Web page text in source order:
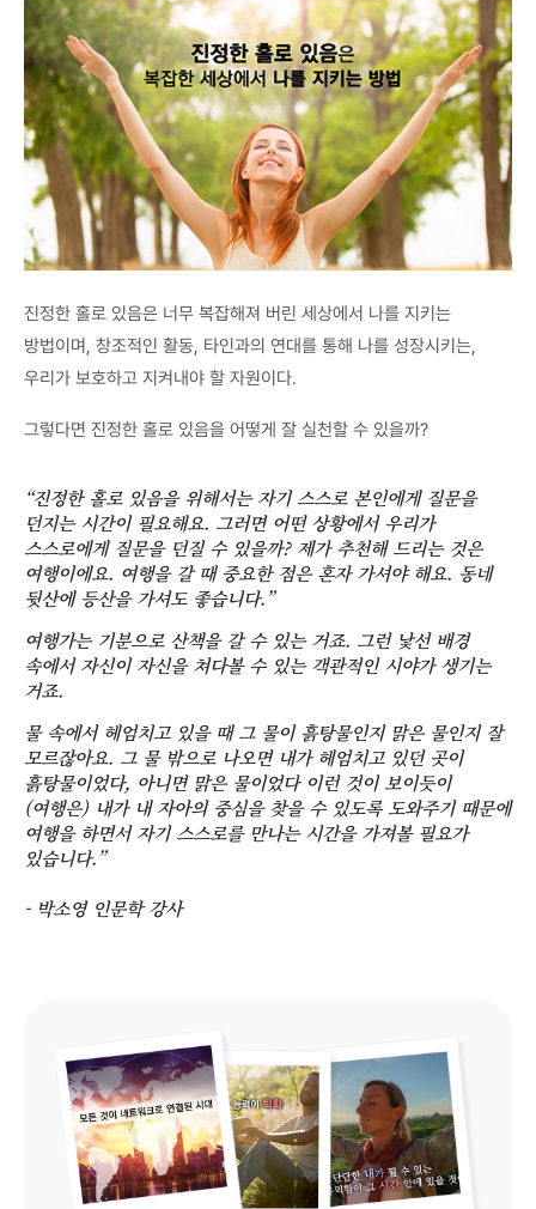
진정한 홀로 있음은 너무 복잡해져 버린 세상에서 나를 지키는
방법이며, 창조적인 활동, 타인과의 연대를 통해 나를 성장시키는,
우리가 보호하고 지켜내야 할 자원이다.
그렇다면 진정한 홀로 있음을 어떻게 잘 실천할 수 있을까?
“진정한 홀로 있음을 위해서는 자기 스스로 본인에게 질문을
던지는 시간이 필요해요. 그러면 어떤 상황에서 우리가
스스로에게 질문을 던질 수 있을까? 제가 추천해 드리는 것은
여행이에요. 여행을 갈 때 중요한 점은 혼자 가셔야 해요. 동네
뒷산에 등산을 가셔도 좋습니다.”
여행가는 기분으로 산책을 갈 수 있는 거죠. 그런 낯선 배경
속에서 자신이 자신을 쳐다볼 수 있는 객관적인 시야가 생기는
거죠.
물 속에서 헤엄치고 있을 때 그 물이 흙탕물인지 맑은 물인지 잘
모르잖아요. 그 물 밖으로 나오면 내가 헤엄치고 있던 곳이
흙탕물이었다, 아니면 맑은 물이었다 이런 것이 보이듯이
(여행은) 내가 내 자아의 중심을 찾을 수 있도록 도와주기 때문에
여행을 하면서 자기 스스로를 만나는 시간을 가져볼 필요가
있습니다.”
- 박소영 인문학 강사